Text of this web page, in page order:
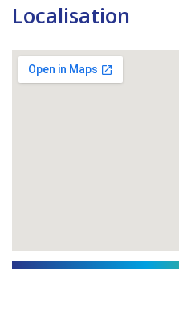
Localisation